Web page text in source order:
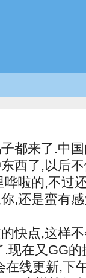
都来了.中
西了,以后
啦的,不过
,还是蛮有
快点,这样
现在又GG
在线更新,下